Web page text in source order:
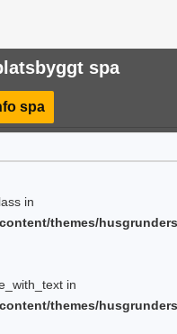
spa
spa
in
themes/
in
themes/